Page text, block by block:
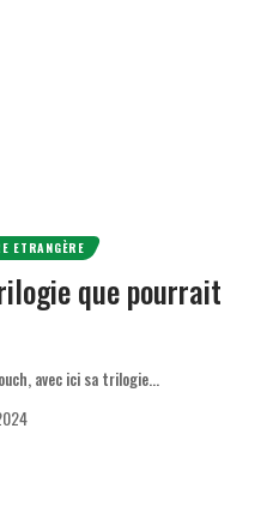
ETRANGÈRE
que pourrait
avec ici sa trilogie…